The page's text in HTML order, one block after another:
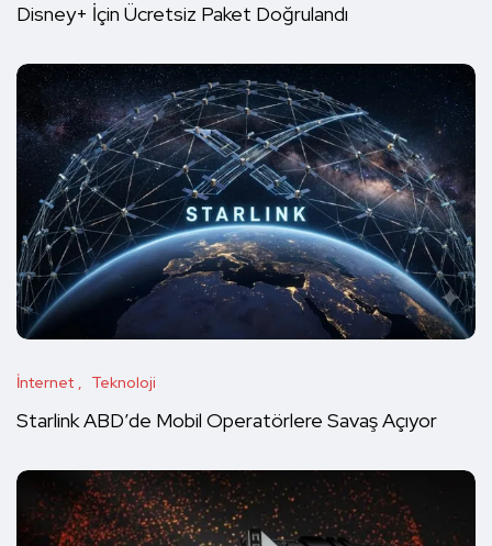
Disney+ İçin Ücretsiz Paket Doğrulandı
İnternet Teknoloji
Starlink ABD’de Mobil Operatörlere Savaş Açıyor